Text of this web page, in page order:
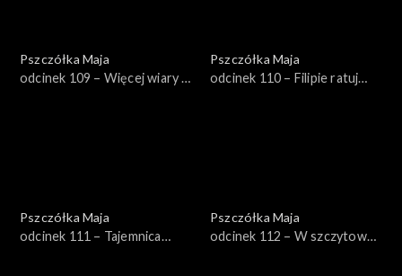
Pszczółka Maja
odcinek 109 – Więcej wiary w
Pszczółka Maja
odcinek 110 – Filipie ratuj
Pszczółka Maja
odcinek 111 – Tajemnica
Pszczółka Maja
odcinek 112 – W szczytowej